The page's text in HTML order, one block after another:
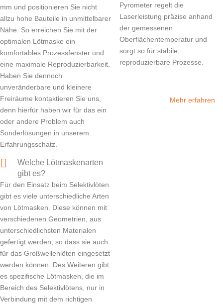
mm und positionieren Sie nicht
allzu hohe Bauteile in unmittelbarer
Nähe. So erreichen Sie mit der
optimalen Lötmaske ein
komfortables Prozessfenster und
eine maximale Reproduzierbarkeit.
Haben Sie dennoch
unveränderbare und kleinere
Freiräume kontaktieren Sie uns,
denn hierfür haben wir für das ein
oder andere Problem auch
Sonderlösungen in unserem
Erfahrungsschatz.
Welche Lötmaskenarten
gibt es?
Für den Einsatz beim Selektivlöten
gibt es viele unterschiedliche Arten
von Lötmasken. Diese können mit
verschiedenen Geometrien, aus
unterschiedlichsten Materialen
gefertigt werden, so dass sie auch
für das Großwellenlöten eingesetzt
werden können. Des Weiteren gibt
es spezifische Lötmasken, die im
Bereich des Selektivlötens, nur in
Verbindung mit dem richtigen
Pyrometer regelt die
Laserleistung präzise anhand
der gemessenen
Oberflächentemperatur und
sorgt so für stabile,
reproduzierbare Prozesse.
Mehr erfahren